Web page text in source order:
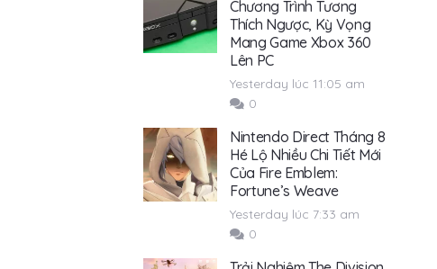
Chương Trình Tương
Thích Ngược, Kỳ Vọng
Mang Game Xbox 360
Lên PC
Yesterday lúc 11:05 am
0
Nintendo Direct Tháng 8
Hé Lộ Nhiều Chi Tiết Mới
Của Fire Emblem:
Fortune’s Weave
Yesterday lúc 7:33 am
0